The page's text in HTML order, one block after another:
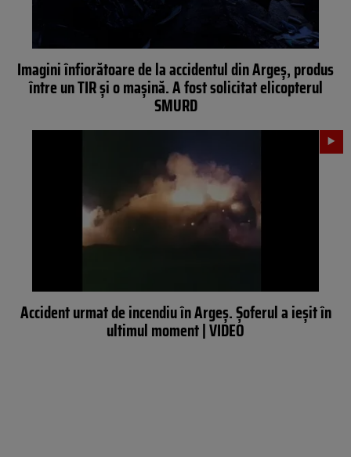
Imagini înfiorătoare de la accidentul din Argeș, produs
între un TIR și o mașină. A fost solicitat elicopterul
SMURD
Accident urmat de incendiu în Argeș. Șoferul a ieșit în
ultimul moment | VIDEO